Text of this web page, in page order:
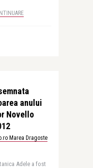
anului
Novello
Marea Dragoste
Adele a fost